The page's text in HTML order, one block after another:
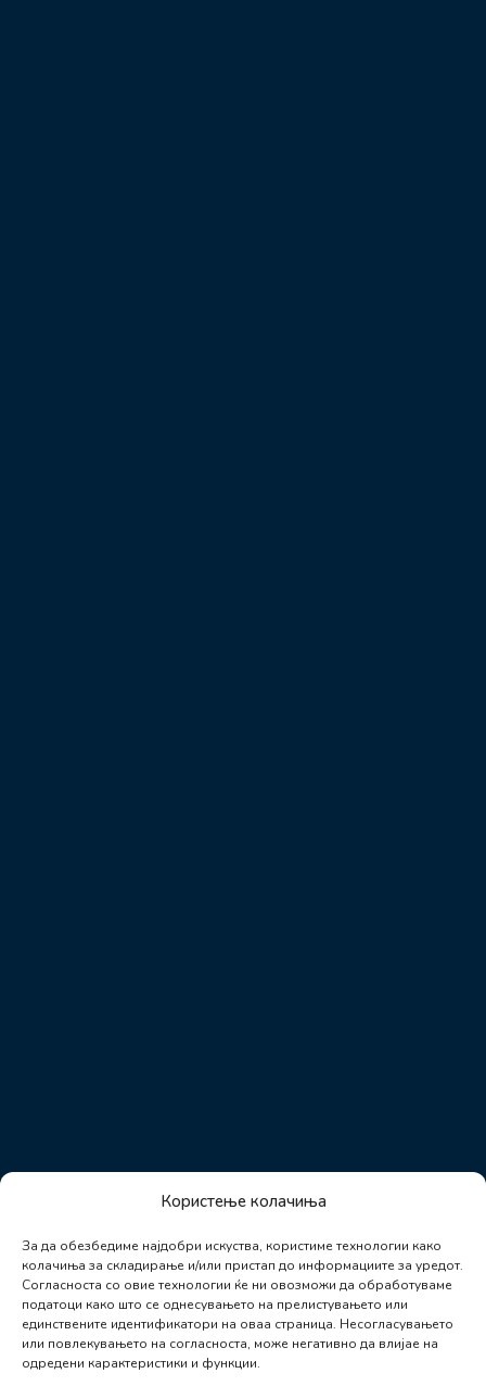
Користење колачиња
За да обезбедиме најдобри искуства, користиме технологии како
колачиња за складирање и/или пристап до информациите за уредот.
Согласноста со овие технологии ќе ни овозможи да обработуваме
податоци како што се однесувањето на прелистувањето или
единствените идентификатори на оваа страница. Несогласувањето
или повлекувањето на согласноста, може негативно да влијае на
одредени карактеристики и функции.